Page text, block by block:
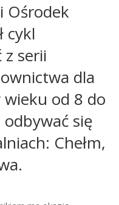
Ośrodek
cykl
serii
dla
wieku od 8 do
się
Chełm,